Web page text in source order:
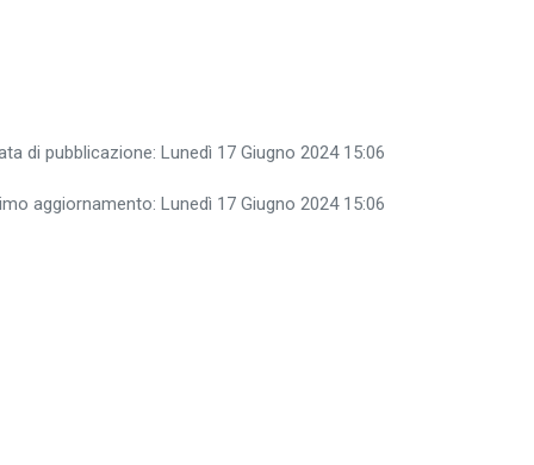
di pubblicazione: Lunedì 17 Giugno 2024 15:06
aggiornamento: Lunedì 17 Giugno 2024 15:06